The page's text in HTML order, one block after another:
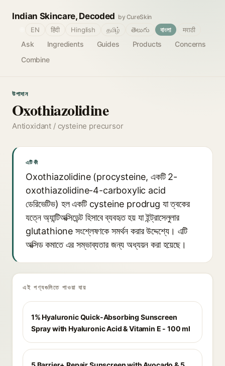
Indian Skincare, Decoded by CureSkin
Ask Ingredients Guides Products
Concerns
Combine
EN हिंदी Hinglish தமிழ் తెలుగు বাংলা मराठी
উপাদান
Oxothiazolidine
Antioxidant / cysteine precursor
এটি কী
Oxothiazolidine (procysteine, একটি 2-
oxothiazolidine-4-carboxylic acid
ডেরিভেটিভ) হল একটি cysteine prodrug যা ত্বকের
যত্নে অ্যান্টিঅক্সিডেন্ট হিসাবে ব্যবহৃত হয় যা ইন্ট্রাসেলুলার
glutathione সংশ্লেষণকে সমর্থন করার উদ্দেশ্যে। এটি
অক্সিড কমাতে এর সম্ভাব্যতার জন্য অধ্যয়ন করা হয়েছে।
এই পণ্যগুলিতে পাওয়া যায়
1% Hyaluronic Quick-Absorbing Sunscreen
Spray with Hyaluronic Acid & Vitamin E - 100 ml